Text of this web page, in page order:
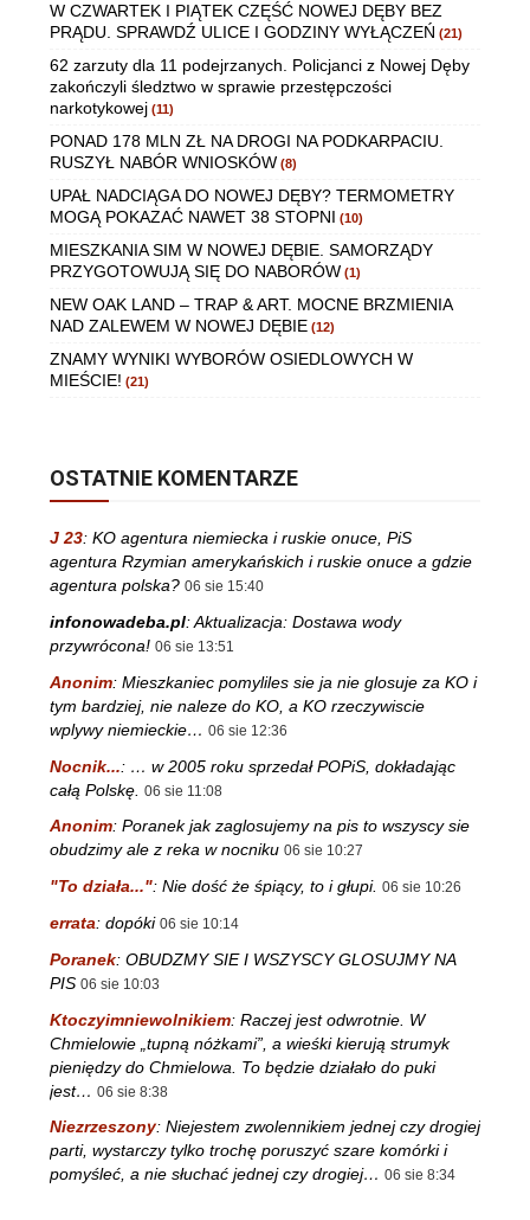
W CZWARTEK I PIĄTEK CZĘŚĆ NOWEJ DĘBY BEZ
PRĄDU. SPRAWDŹ ULICE I GODZINY WYŁĄCZEŃ (21)
62 zarzuty dla 11 podejrzanych. Policjanci z Nowej Dęby
zakończyli śledztwo w sprawie przestępczości
narkotykowej (11)
PONAD 178 MLN ZŁ NA DROGI NA PODKARPACIU.
RUSZYŁ NABÓR WNIOSKÓW (8)
UPAŁ NADCIĄGA DO NOWEJ DĘBY? TERMOMETRY
MOGĄ POKAZAĆ NAWET 38 STOPNI (10)
MIESZKANIA SIM W NOWEJ DĘBIE. SAMORZĄDY
PRZYGOTOWUJĄ SIĘ DO NABORÓW (1)
NEW OAK LAND – TRAP & ART. MOCNE BRZMIENIA
NAD ZALEWEM W NOWEJ DĘBIE (12)
ZNAMY WYNIKI WYBORÓW OSIEDLOWYCH W
MIEŚCIE! (21)
OSTATNIE KOMENTARZE
J 23: KO agentura niemiecka i ruskie onuce, PiS
agentura Rzymian amerykańskich i ruskie onuce a gdzie
agentura polska? 06 sie 15:40
infonowadeba.pl:Aktualizacja: Dostawa wody
przywrócona! 06 sie 13:51
Anonim: Mieszkaniec pomyliles sie ja nie glosuje za KO i
tym bardziej, nie naleze do KO, a KO rzeczywiscie
wplywy niemieckie… 06 sie 12:36
Nocnik...: … w 2005 roku sprzedał POPiS, dokładając
całą Polskę. 06 sie 11:08
Anonim: Poranek jak zaglosujemy na pis to wszyscy sie
obudzimy ale z reka w nocniku 06 sie 10:27
"To działa...": Nie dość że śpiący, to i głupi. 06 sie 10:26
errata: dopóki 06 sie 10:14
Poranek: OBUDZMY SIE I WSZYSCY GLOSUJMY NA
PIS 06 sie 10:03
Ktoczyimniewolnikiem: Raczej jest odwrotnie. W
Chmielowie „tupną nóżkami”, a wieśki kierują strumyk
pieniędzy do Chmielowa. To będzie działało do puki
jest… 06 sie 8:38
Niezrzeszony: Niejestem zwolennikiem jednej czy drogiej
parti, wystarczy tylko trochę poruszyć szare komórki i
pomyśleć, a nie słuchać jednej czy drogiej… 06 sie 8:34